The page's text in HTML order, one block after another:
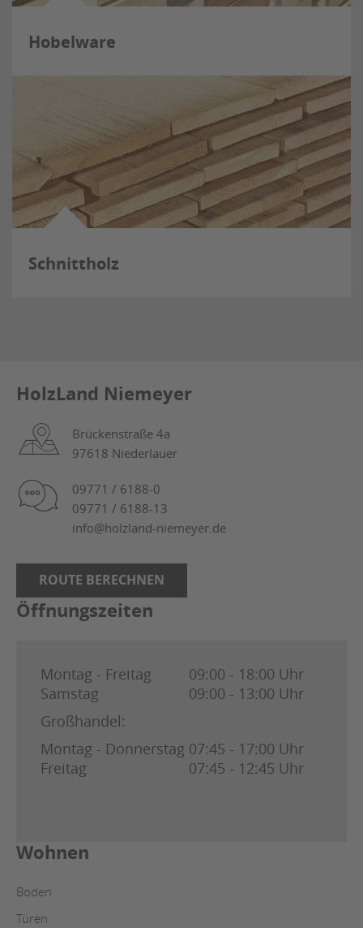
Hobelware
Schnittholz
HolzLand Niemeyer
Brückenstraße 4a
97618 Niederlauer
09771 / 6188-0
09771 / 6188-13
info@holzland-niemeyer.de
ROUTE BERECHNEN
Öffnungszeiten
Montag - Freitag
Samstag
09:00 - 18:00 Uhr
09:00 - 13:00 Uhr
Großhandel:
Montag - Donnerstag
Freitag
07:45 - 17:00 Uhr
07:45 - 12:45 Uhr
Wohnen
Boden
Türen